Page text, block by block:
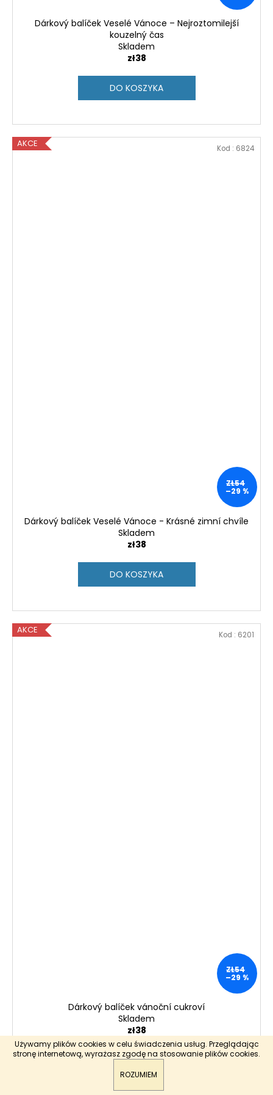
Używamy plików cookies w celu świadczenia usług. Przeglądając
stronę internetową, wyrażasz zgodę na stosowanie plików cookies.
ROZUMIEM
Dárkový balíček Veselé Vánoce – Nejroztomilejší
kouzelný čas
Skladem
zł38
DO KOSZYKA
AKCE
ZŁ54
–29 %
Dárkový balíček Veselé Vánoce - Krásné zimní chvíle
Skladem
zł38
DO KOSZYKA
Kod : 6824
AKCE
ZŁ54
–29 %
Dárkový balíček vánoční cukroví
Skladem
zł38
DO KOSZYKA
Kod : 6201